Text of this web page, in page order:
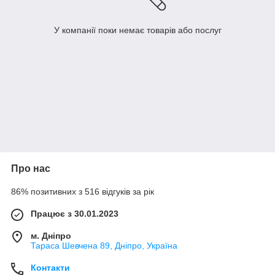
У компанії поки немає товарів або послуг
Про нас
86% позитивних з 516 відгуків за рік
Працює з 30.01.2023
м. Дніпро
Тараса Шевчена 89, Дніпро, Україна
Контакти